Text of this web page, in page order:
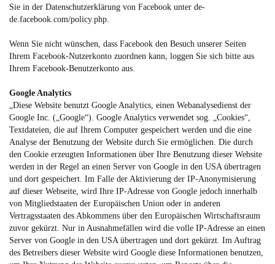
Sie in der Datenschutzerklärung von Facebook unter de-
de.facebook.com/policy.php.
Wenn Sie nicht wünschen, dass Facebook den Besuch unserer Seiten
Ihrem Facebook-Nutzerkonto zuordnen kann, loggen Sie sich bitte aus
Ihrem Facebook-Benutzerkonto aus.
Google Analytics
„Diese Website benutzt Google Analytics, einen Webanalysedienst der
Google Inc. („Google“). Google Analytics verwendet sog. „Cookies“,
Textdateien, die auf Ihrem Computer gespeichert werden und die eine
Analyse der Benutzung der Website durch Sie ermöglichen. Die durch
den Cookie erzeugten Informationen über Ihre Benutzung dieser Website
werden in der Regel an einen Server von Google in den USA übertragen
und dort gespeichert. Im Falle der Aktivierung der IP-Anonymisierung
auf dieser Webseite, wird Ihre IP-Adresse von Google jedoch innerhalb
von Mitgliedstaaten der Europäischen Union oder in anderen
Vertragsstaaten des Abkommens über den Europäischen Wirtschaftsraum
zuvor gekürzt. Nur in Ausnahmefällen wird die volle IP-Adresse an einen
Server von Google in den USA übertragen und dort gekürzt. Im Auftrag
des Betreibers dieser Website wird Google diese Informationen benutzen,